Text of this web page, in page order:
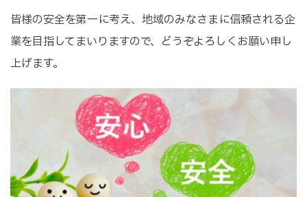
皆様の安全を第一に考え、地域のみなさまに信頼される企
業を目指してまいりますので、どうぞよろしくお願い申し
上げます。